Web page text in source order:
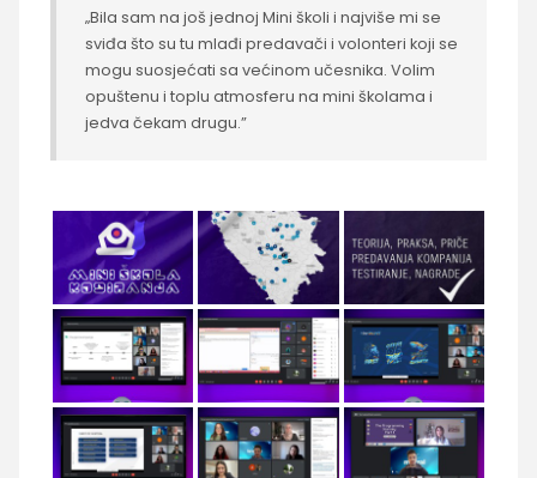
„Bila sam na još jednoj Mini školi i najviše mi se
sviđa što su tu mlađi predavači i volonteri koji se
mogu suosjećati sa većinom učesnika. Volim
opuštenu i toplu atmosferu na mini školama i
jedva čekam drugu.”